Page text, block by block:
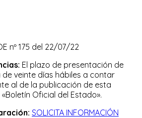
nº 175 del 22/07/22
El plazo de presentación de
de veinte días hábiles a contar
al de la publicación de esta
Oficial del Estado».
SOLICITA INFORMACIÓN